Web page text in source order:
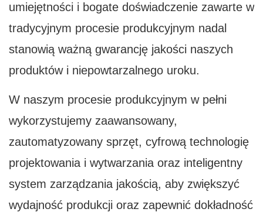
umiejętności i bogate doświadczenie zawarte w
tradycyjnym procesie produkcyjnym nadal
stanowią ważną gwarancję jakości naszych
produktów i niepowtarzalnego uroku.
W naszym procesie produkcyjnym w pełni
wykorzystujemy zaawansowany,
zautomatyzowany sprzęt, cyfrową technologię
projektowania i wytwarzania oraz inteligentny
system zarządzania jakością, aby zwiększyć
wydajność produkcji oraz zapewnić dokładność